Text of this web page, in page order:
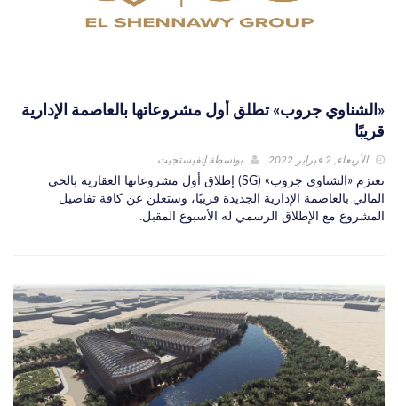
«الشناوي جروب» تطلق أول مشروعاتها بالعاصمة الإدارية
قريبًا
الأربعاء, 2 فبراير 2022 بواسطةإنفيستجيت
تعتزم «الشناوي جروب» (SG) إطلاق أول مشروعاتها العقارية بالحي
المالي بالعاصمة الإدارية الجديدة قريبًا، وستعلن عن كافة تفاصيل
المشروع مع الإطلاق الرسمي له الأسبوع المقبل.